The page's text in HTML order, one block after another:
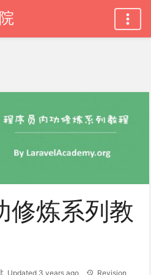
修炼系列教
, Updated 3 years ago Revision